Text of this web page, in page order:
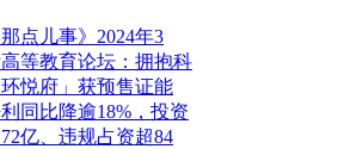
点儿事》2024年3
等教育论坛：拥抱科
悦府」获预售证能
同比降逾18%，投资
亿、违规占资超84